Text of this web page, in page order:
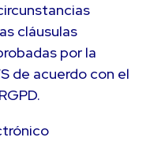
cláusulas
por la
de acuerdo con el